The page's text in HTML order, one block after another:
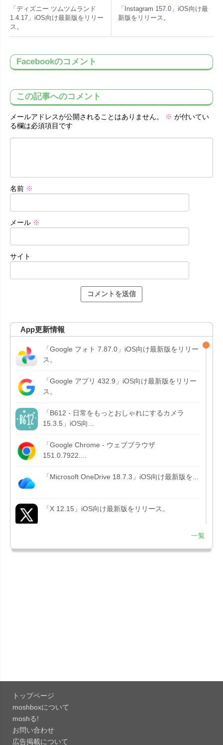
「ディズニー ツムツムランド
1.4.17」iOS向け最新版をリリー
ス。
「Instagram 157.0」iOS向け最
新版をリリース。
Facebookのコメント
この記事へのコメント
メールアドレスが公開されることはありません。 ※ が付いてい
る欄は必須項目です
名前 ※
メール ※
サイト
App更新情報
「Google フォト 7.87.0」iOS向け最新版をリリー
ス。
「Google アプリ 432.9」iOS向け最新版をリリー
ス。
「B612 - 日常をもっとおしゃれにするカメラ
15.3.5」iOS向...
「Google Chrome - ウェブブラウザ
151.0.7922....
「Microsoft OneDrive 18.7.3」iOS向け最新版を...
「X 12.15」iOS向け最新版をリリース。
Liguid G...
「Evernote 11.28.2」Mac向け最新版をリリー
ス。AIプロ...
「Minecraft: クラフト、建築、サバイバル
26.40」iOS向...
一覧
トップページ
moshboxについて
moshる!
お問い合わせ
広告掲載について